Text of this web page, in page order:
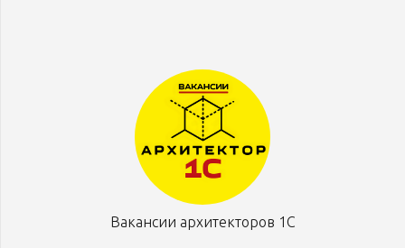
Вакансии архитекторов 1С